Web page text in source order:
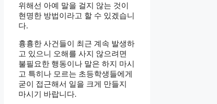
위해선 아예 말을 걸지 않는 것이
현명한 방법이라고 할 수 있겠습니
다.
흉흉한 사건들이 최근 계속 발생하
고 있으니 오해를 사지 않으려면
불필요한 행동이나 말은 하지 마시
고 특히나 모르는 초등학생들에게
굳이 접근해서 일을 크게 만들지
마시기 바랍니다.